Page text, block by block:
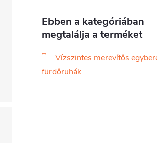
Ebben a kategóriában
megtalálja a terméket
Vízszintes merevítős
fürdőruhák